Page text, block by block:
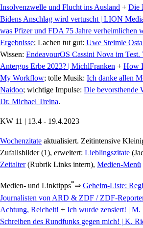
Insolvenzwelle und Flucht ins Ausland + Die
Bidens Anschlag wird vertuscht | LION
was Pfizer und FDA 75 Jahre verheimlichen
Ergebnisse; Lachen tut gut: Uwe Steimle
Wissen: EndeavourOS Cassini Nova im Test.
Antergos Erbe 2023? | MichlFranken + How
My Workflow; tolle Musik: Ich danke allen
Naidoo; wichtige Impulse: Die bevorsthende
Dr. Michael Treina.
KW 11 | 13.4 - 19.4.2023
Wochenzitate aktualisiert. Zeitintensive
Zufallsbilder (1), erweitert: Lieblingszitate
Zeitalter(Rubrik Links intern), Medien-Menü
Medien- und Linktipps*⇒ Geheim-Liste:
Journalisten von ARD & ZDF / ZDF-
Achtung, Reichelt! + Ich wurde zensiert! | M.
Schreiben des Rundfunks gegen mich! | K.